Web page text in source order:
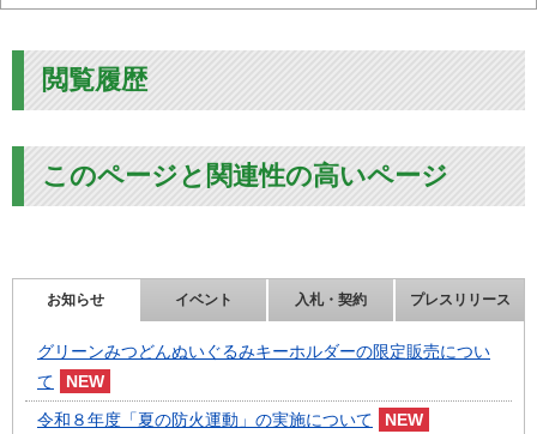
閲覧履歴
このページと関連性の高いページ
お知らせ イベント 入札・契約 プレスリリース
グリーンみつどんぬいぐるみキーホルダーの限定販売につい
て
令和８年度「夏の防火運動」の実施について